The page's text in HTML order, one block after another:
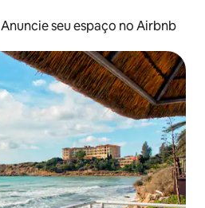
Anuncie seu espaço no Airbnb